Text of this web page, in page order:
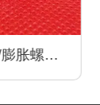
胀螺丝/
器配件